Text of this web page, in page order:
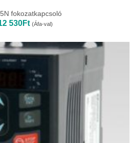
fokozatkapcsoló
530Ft (Áfa-val)